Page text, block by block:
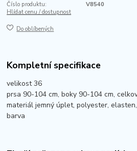
Číslo produktu:
V8540
Hlídat cenu / dostupnost
Do oblíbených
Kompletní specifikace
velikost 36
prsa 90-104 cm, boky 90-104 cm,
materiál jemný úplet, polyester, elasten,
barva